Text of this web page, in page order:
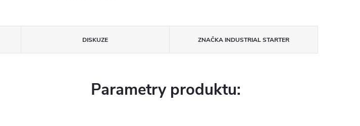
DISKUZE ZNAČKAINDUSTRIAL STARTER
Parametry produktu: